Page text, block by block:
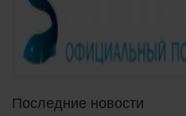
Последние новости